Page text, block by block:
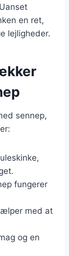
en ret,
lejligheder.
sennep,
fungerer
med at
og en